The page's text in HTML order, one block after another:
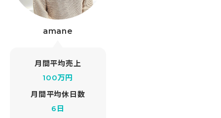
amane
月間平均売上
100万円
月間平均休日数
6日